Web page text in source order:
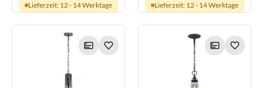
Lieferzeit: 12 - 14 Werktage Lieferzeit: 12 - 14 Werktage